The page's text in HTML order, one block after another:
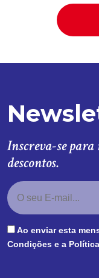
Inscreva-se para
descontos.
Ao enviar esta
Condições e a